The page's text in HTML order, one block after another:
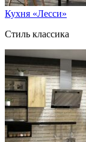
Кухня «Лесси»
Стиль классика